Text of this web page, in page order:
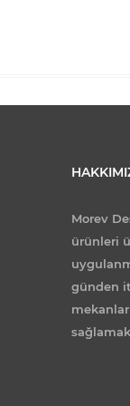
Morev
ürünleri
günden